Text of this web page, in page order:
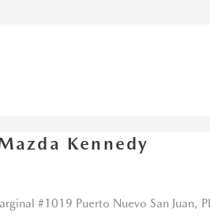
Kennedy
#1019 Puerto Nuevo San Juan,